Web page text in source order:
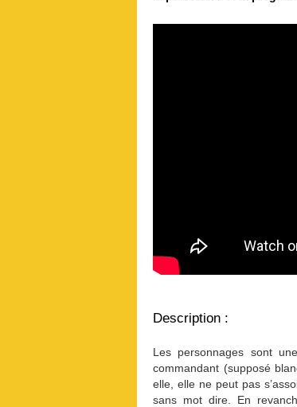
Description :
Les personnages sont
commandant (supposé
elle, elle ne peut pas
sans mot dire. En